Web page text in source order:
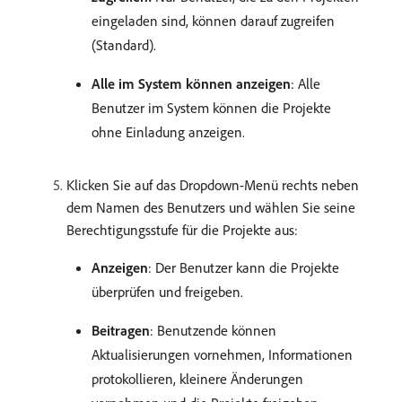
eingeladen sind, können darauf zugreifen
(Standard).
Alle im System können anzeigen: Alle
Benutzer im System können die Projekte
ohne Einladung anzeigen.
Klicken Sie auf das Dropdown-Menü rechts neben
dem Namen des Benutzers und wählen Sie seine
Berechtigungsstufe für die Projekte aus:
Anzeigen: Der Benutzer kann die Projekte
überprüfen und freigeben.
Beitragen: Benutzende können
Aktualisierungen vornehmen, Informationen
protokollieren, kleinere Änderungen